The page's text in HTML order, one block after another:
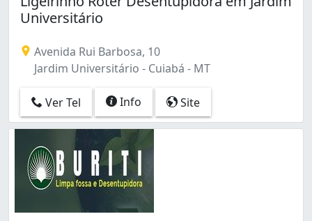
Universitário
Avenida Rui Barbosa, 10
Jardim Universitário - Cuiabá - MT
Ver Tel Info Site